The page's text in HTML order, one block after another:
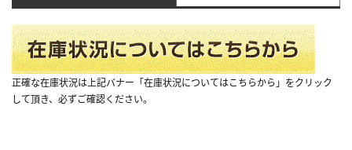
正確な在庫状況は上記バナー「在庫状況についてはこちらから」をクリック
して頂き、必ずご確認ください。